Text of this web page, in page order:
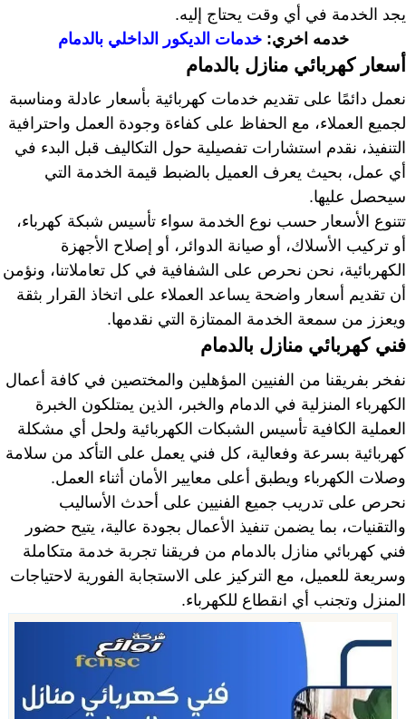
يجد الخدمة في أي وقت يحتاج إليه.
خدمه اخري:خدمات الديكور الداخلي بالدمام
أسعار كهربائي منازل بالدمام
نعمل دائمًا على تقديم خدمات كهربائية بأسعار عادلة ومناسبة
لجميع العملاء، مع الحفاظ على كفاءة وجودة العمل واحترافية
التنفيذ، نقدم استشارات تفصيلية حول التكاليف قبل البدء في
أي عمل، بحيث يعرف العميل بالضبط قيمة الخدمة التي
سيحصل عليها.
تتنوع الأسعار حسب نوع الخدمة سواء تأسيس شبكة كهرباء،
أو تركيب الأسلاك، أو صيانة الدوائر، أو إصلاح الأجهزة
الكهربائية، نحن نحرص على الشفافية في كل تعاملاتنا، ونؤمن
أن تقديم أسعار واضحة يساعد العملاء على اتخاذ القرار بثقة
ويعزز من سمعة الخدمة الممتازة التي نقدمها.
فني كهربائي منازل بالدمام
نفخر بفريقنا من الفنيين المؤهلين والمختصين في كافة أعمال
الكهرباء المنزلية في الدمام والخبر، الذين يمتلكون الخبرة
العملية الكافية تأسيس الشبكات الكهربائية ولحل أي مشكلة
كهربائية بسرعة وفعالية، كل فني يعمل على التأكد من سلامة
وصلات الكهرباء ويطبق أعلى معايير الأمان أثناء العمل.
نحرص على تدريب جميع الفنيين على أحدث الأساليب
والتقنيات، بما يضمن تنفيذ الأعمال بجودة عالية، يتيح حضور
فني كهربائي منازل بالدمام من فريقنا تجربة خدمة متكاملة
وسريعة للعميل، مع التركيز على الاستجابة الفورية لاحتياجات
المنزل وتجنب أي انقطاع للكهرباء.